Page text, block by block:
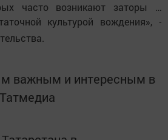
часто возникают заторы …
культурой вождения»,
-
важным и интересным в
Татмедиа